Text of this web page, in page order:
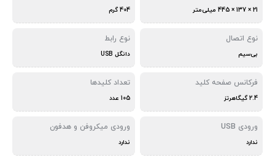
21 × 137 × 445 میلی‌متر 404 گرم
نوع اتصال
بی‌سیم
نوع رابط
دانگل USB
فرکانس صفحه کلید
2.4 گیگاهرتز
تعداد کلیدها
105 عدد
ورودی USB
ندارد
ورودی میکروفن و هدفون
ندارد